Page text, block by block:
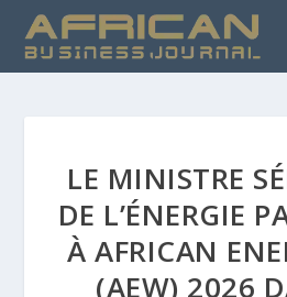
LE MINISTRE
DE L’ÉNERGIE
À AFRICAN
(AEW) 2026